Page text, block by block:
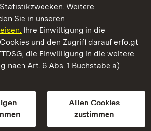
Weitere
Sie in unseren
Ihre Einwilligung in die
und den Zugriff darauf erfolgt
die Einwilligung in die weitere
nach Art. 6 Abs. 1 Buchstabe a)
Allen Cookies
zustimmen
und Gärten Baden‑Württemberg
und Gärten Baden-Württemberg
Leichte Sprache
Seiten)